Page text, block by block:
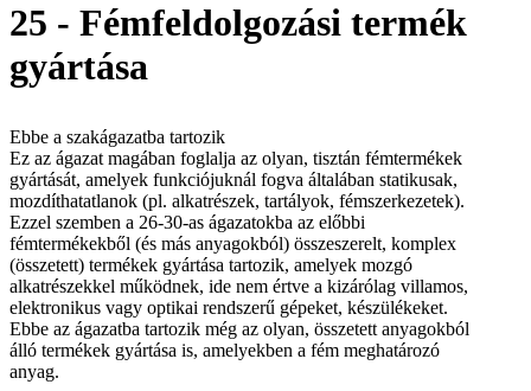
25 - Fémfeldolgozási termék
gyártása
Ebbe a szakágazatba tartozik
Ez az ágazat magában foglalja az olyan, tisztán fémtermékek
gyártását, amelyek funkciójuknál fogva általában statikusak,
mozdíthatatlanok (pl. alkatrészek, tartályok, fémszerkezetek).
Ezzel szemben a 26-30-as ágazatokba az előbbi
fémtermékekből (és más anyagokból) összeszerelt, komplex
(összetett) termékek gyártása tartozik, amelyek mozgó
alkatrészekkel működnek, ide nem értve a kizárólag villamos,
elektronikus vagy optikai rendszerű gépeket, készülékeket.
Ebbe az ágazatba tartozik még az olyan, összetett anyagokból
álló termékek gyártása is, amelyekben a fém meghatározó
anyag.